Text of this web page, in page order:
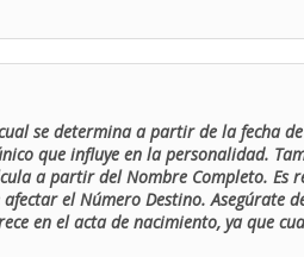
se determina a partir de la fecha de
que influye en la personalidad.
a partir del Nombre Completo. Es
el Número Destino. Asegúrate
en el acta de nacimiento, ya que